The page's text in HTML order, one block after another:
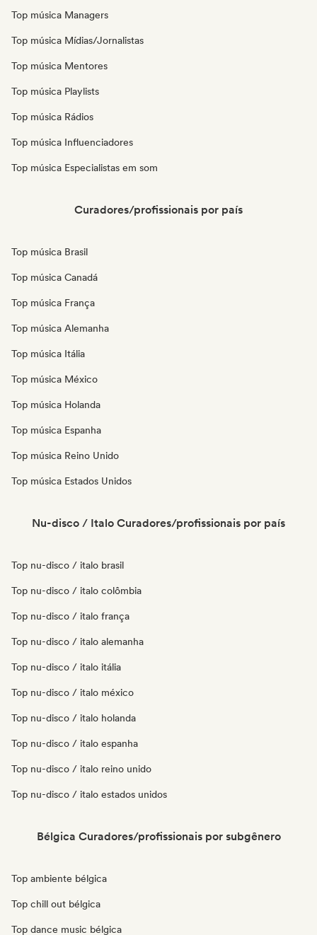
Top música Managers
Top música Mídias/Jornalistas
Top música Mentores
Top música Playlists
Top música Rádios
Top música Influenciadores
Top música Especialistas em som
Curadores/profissionais por país
Top música Brasil
Top música Canadá
Top música França
Top música Alemanha
Top música Itália
Top música México
Top música Holanda
Top música Espanha
Top música Reino Unido
Top música Estados Unidos
Nu-disco / Italo Curadores/profissionais por país
Top nu-disco / italo brasil
Top nu-disco / italo colômbia
Top nu-disco / italo frança
Top nu-disco / italo alemanha
Top nu-disco / italo itália
Top nu-disco / italo méxico
Top nu-disco / italo holanda
Top nu-disco / italo espanha
Top nu-disco / italo reino unido
Top nu-disco / italo estados unidos
Bélgica Curadores/profissionais por subgênero
Top ambiente bélgica
Top chill out bélgica
Top dance music bélgica